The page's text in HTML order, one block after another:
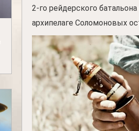
2-го рейдерского
архипелаге Соломоновых